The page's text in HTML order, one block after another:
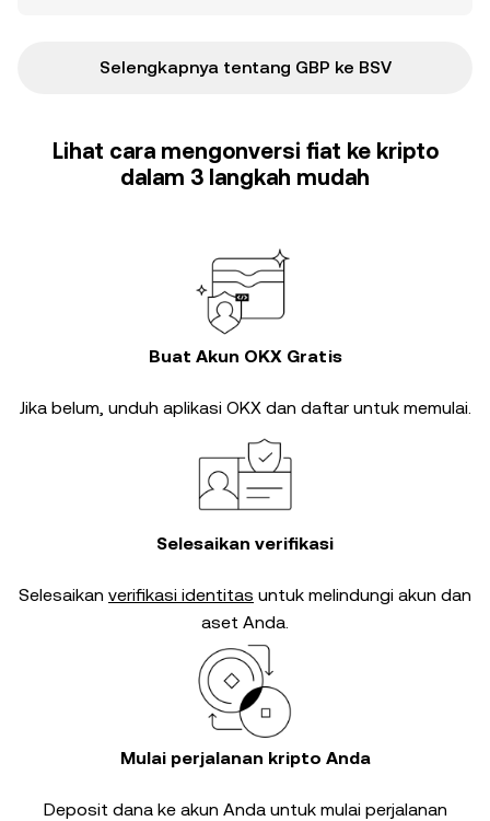
Selengkapnya tentang GBP ke BSV
Lihat cara mengonversi fiat ke kripto
dalam 3 langkah mudah
Buat Akun OKX Gratis
Jika belum, unduh aplikasi OKX dan daftar untuk memulai.
Selesaikan verifikasi
Selesaikan verifikasi identitas untuk melindungi akun dan
aset Anda.
Mulai perjalanan kripto Anda
Deposit dana ke akun Anda untuk mulai perjalanan